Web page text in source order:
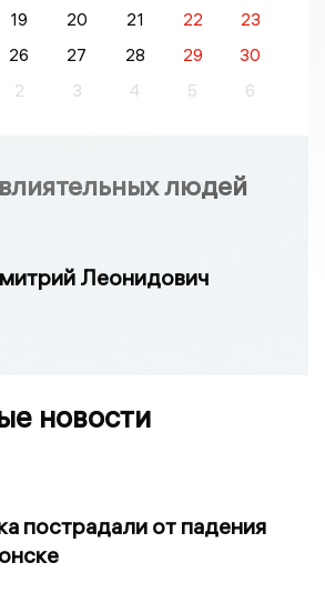
19 20 21 22
23
26 27 28 29
30
2 3 4 5 6
людей
Леонидович
новости
пострадали от падения